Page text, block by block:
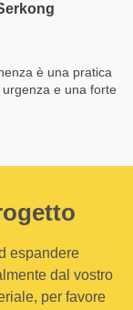
è una pratica
e una forte
espandere
dal vostro
per favore